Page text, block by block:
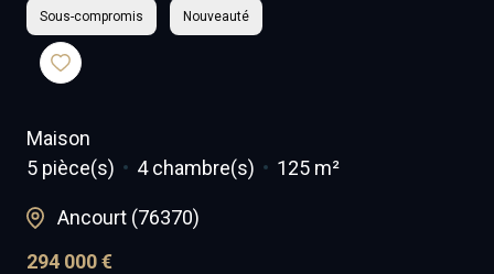
Sous-compromis Nouveauté
Maison
5 pièce(s)
4 chambre(s) 125 m²
Ancourt (76370)
294 000 €